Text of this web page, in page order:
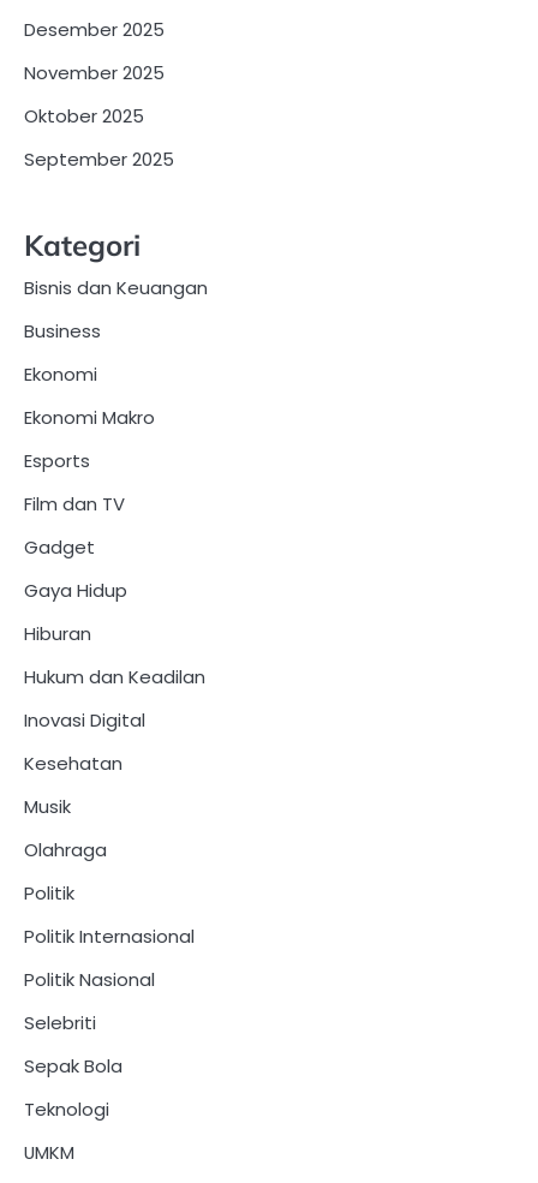
Desember 2025
November 2025
Oktober 2025
September 2025
Kategori
Bisnis dan Keuangan
Business
Ekonomi
Ekonomi Makro
Esports
Film dan TV
Gadget
Gaya Hidup
Hiburan
Hukum dan Keadilan
Inovasi Digital
Kesehatan
Musik
Olahraga
Politik
Politik Internasional
Politik Nasional
Selebriti
Sepak Bola
Teknologi
UMKM